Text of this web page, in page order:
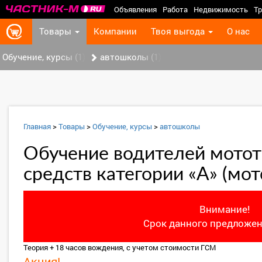
Объявления Работа Недвижимость
Товары Компании Твоя выгода О нас
Обучение, курсы (1) автошколы (1)
Главная>Товары >Обучение, курсы >автошколы
Обучение водителей
средств категории «А»
Внимание!
Срок данного
Теория + 18 часов вождения, с учетом стоимости ГСМ